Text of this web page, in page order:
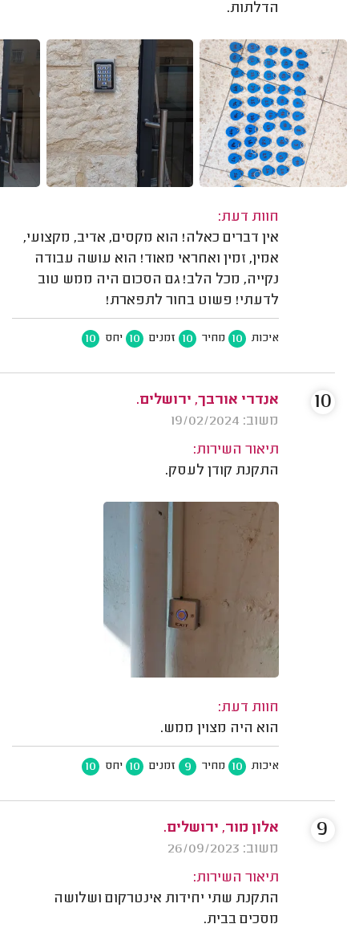
הדלתות.
חוות דעת:
אין דברים כאלה! הוא מקסים, אדיב, מקצועי,
אמין, זמין ואחראי מאוד! הוא עושה עבודה
נקייה, מכל הלב! גם הסכום היה ממש טוב
לדעתי! פשוט בחור לתפארת!
איכות 10 מחיר 10 זמנים 10 יחס 10
אנדרי אורבך, ירושלים.
משוב: 19/02/2024
תיאור השירות:
התקנת קודן לעסק.
חוות דעת:
הוא היה מצוין ממש.
איכות 10 מחיר 9 זמנים 10 יחס 10
10
אלון מור, ירושלים.
משוב: 26/09/2023
תיאור השירות:
התקנת שתי יחידות אינטרקום ושלושה
מסכים בבית.
9